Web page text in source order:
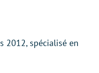
2012, spécialisé en